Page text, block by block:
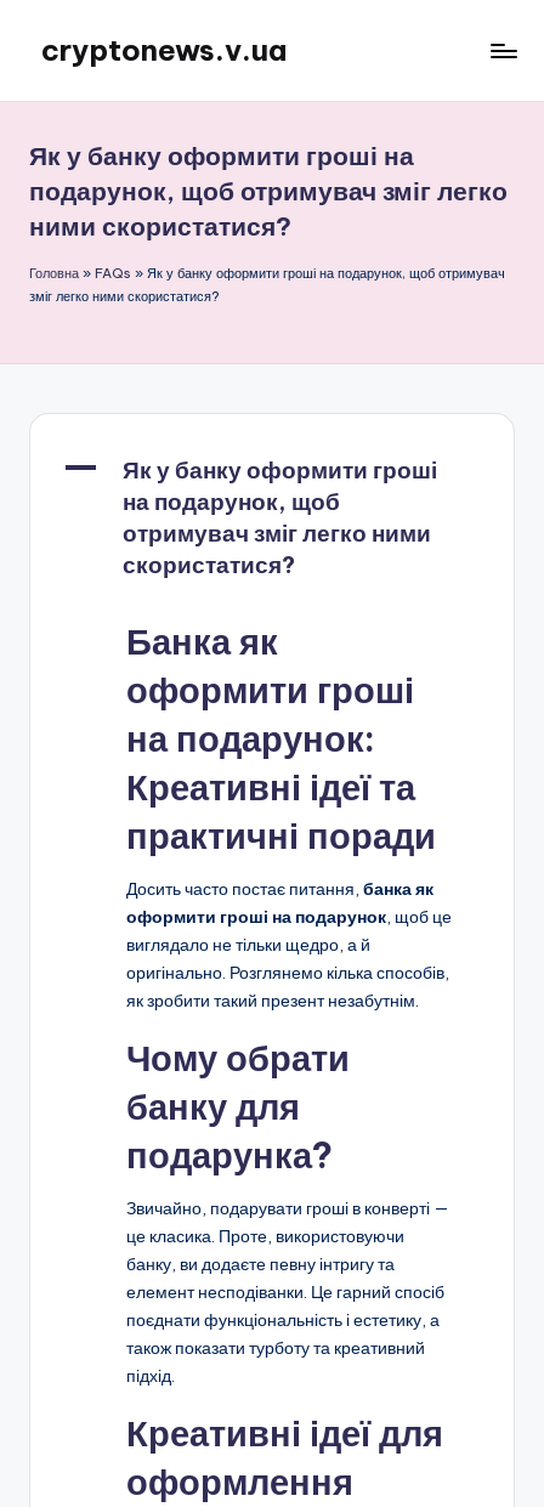
Перейти
вмісту
cryptonews.v.ua
криптовалют,
аналітика,
курси,
прогнози
гайди.
Як у банку оформити гроші на
подарунок, щоб отримувач зміг легко
ними скористатися?
Головна » FAQs » Як у банку оформити гроші на подарунок, щоб отримувач
зміг легко ними скористатися?
A
Як у банку оформити гроші
на подарунок, щоб
отримувач зміг легко ними
скористатися?
Банка як
оформити гроші
на подарунок:
Креативні ідеї та
практичні поради
Досить часто постає питання, банка як
оформити гроші на подарунок, щоб це
виглядало не тільки щедро, а й
оригінально. Розглянемо кілька способів,
як зробити такий презент незабутнім.
Чому обрати
банку для
подарунка?
Звичайно, подарувати гроші в конверті —
це класика. Проте, використовуючи
банку, ви додаєте певну інтригу та
елемент несподіванки. Це гарний спосіб
поєднати функціональність і естетику, а
також показати турботу та креативний
підхід.
Креативні ідеї для
оформлення